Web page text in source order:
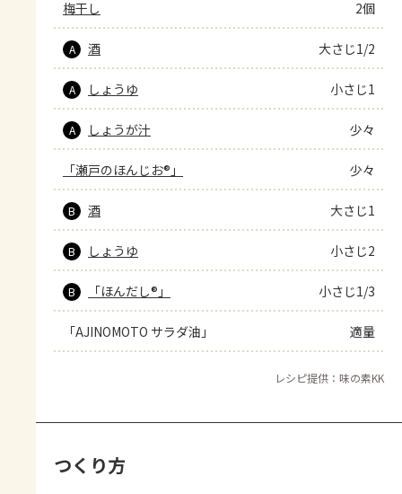
梅干し 2個
A 酒 大さじ1/2
A しょうゆ 小さじ1
A しょうが汁 少々
「瀬戸のほんじお®」 少々
B 酒 大さじ1
B しょうゆ 小さじ2
B 「ほんだし®」 小さじ1/3
「AJINOMOTO サラダ油」 適量
レシピ提供：味の素KK
つくり方